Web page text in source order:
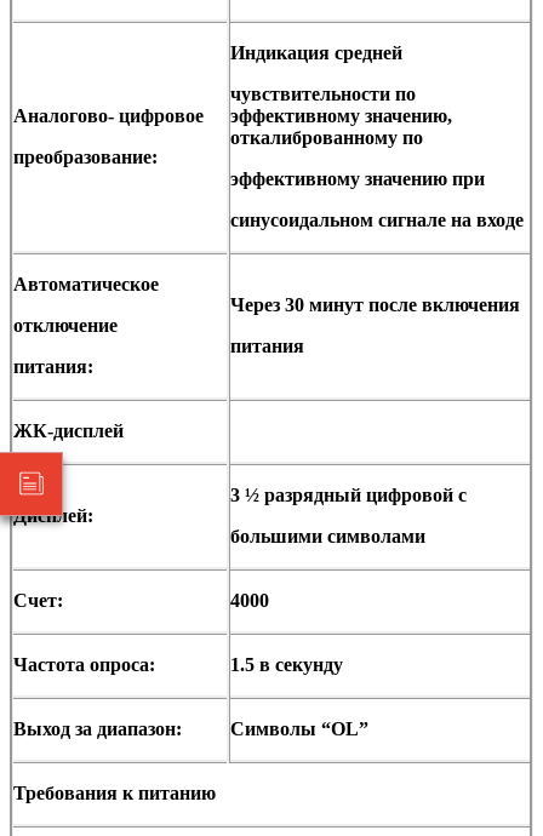
Аналогово- цифровое
преобразование:
Индикация средней
чувствительности по
эффективному значению,
откалиброванному по
эффективному значению при
синусоидальном сигнале на входе
Автоматическое
отключение
питания:
Через 30 минут после включения
питания
ЖК-дисплей
Дисплей:
3 ½ разрядный цифровой с
большими символами
Счет: 4000
Частота опроса: 1.5 в секунду
Выход за диапазон: Символы “OL”
Требования к питанию